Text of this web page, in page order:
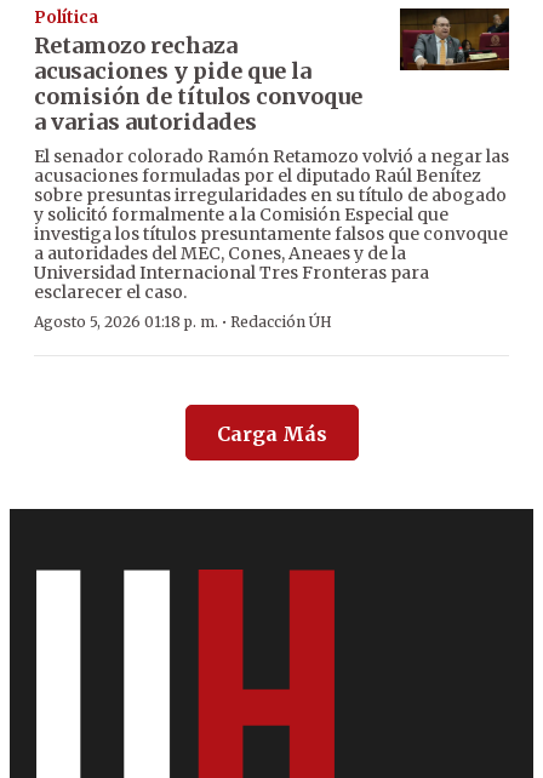
Política
Retamozo rechaza
acusaciones y pide que la
comisión de títulos convoque
a varias autoridades
El senador colorado Ramón Retamozo volvió a negar las
acusaciones formuladas por el diputado Raúl Benítez
sobre presuntas irregularidades en su título de abogado
y solicitó formalmente a la Comisión Especial que
investiga los títulos presuntamente falsos que convoque
a autoridades del MEC, Cones, Aneaes y de la
Universidad Internacional Tres Fronteras para
esclarecer el caso.
Agosto 5, 2026 01:18 p. m. · Redacción ÚH
Carga Más